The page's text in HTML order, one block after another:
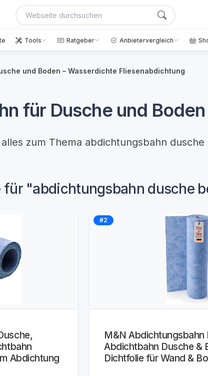
Tools Ratgeber Anbietervergleich
und Boden – Wasserdichte Fliesenabdichtung
für Dusche und
zum Thema abdichtungsbahn
für "abdichtungsbahn dusche
Abdichtung
#2
M&N Abdichtungsbahn
Abdichtbahn Dusche &
Dichtfolie für Wand &